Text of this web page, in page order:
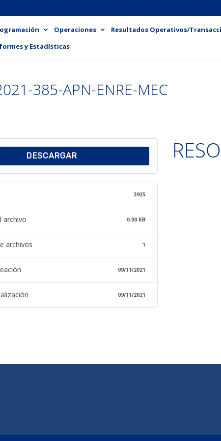
Operaciones Resultados Operativos/
y Estadísticas
385-APN-ENRE-MEC
DESCARGAR
3925
archivo 0.00 KB
archivos 1
09/11/2021
09/11/2021